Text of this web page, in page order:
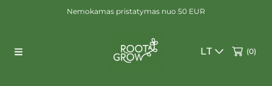
EITI Į TURINĮNemokamas pristatymas nuo 50 EUR
K
LT (0)